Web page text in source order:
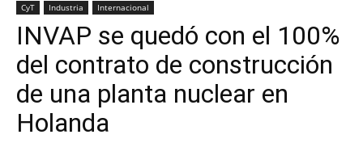
CyT Industria Internacional
INVAP se quedó con el 100%
del contrato de construcción
de una planta nuclear en
Holanda